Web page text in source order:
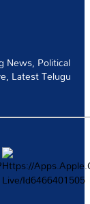
వ్యక్తి అవ్వండి
News, Political
Latest Telugu